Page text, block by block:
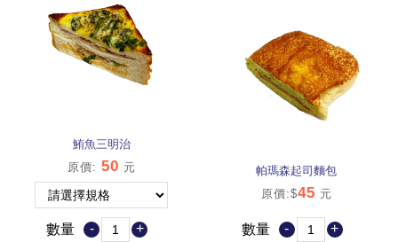
鮪魚三明治
原價: 50 元
數量 - +
帕瑪森起司麵包
原價:$45 元
數量 - +